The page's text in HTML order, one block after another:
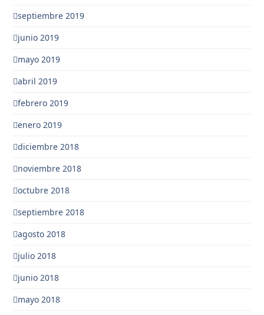
septiembre 2019
junio 2019
mayo 2019
abril 2019
febrero 2019
enero 2019
diciembre 2018
noviembre 2018
octubre 2018
septiembre 2018
agosto 2018
julio 2018
junio 2018
mayo 2018